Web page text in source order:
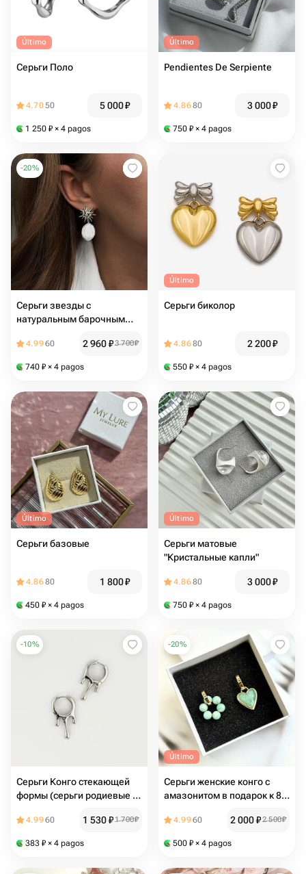
Último
Серьги Поло
4.7050 5 000₽
1 250 ₽ × 4 pagos
Último
Pendientes De Serpiente
4.8680 3 000₽
750 ₽ × 4 pagos
-20%
Серьги звезды с
натуральным барочным
4.9960 2 960₽3 700₽
740 ₽ × 4 pagos
Último
Серьги биколор
4.8680 2 200₽
550 ₽ × 4 pagos
Último
Серьги базовые
4.8680 1 800₽
450 ₽ × 4 pagos
Último
Серьги матовые
"Кристальные капли"
4.8680 3 000₽
750 ₽ × 4 pagos
-10%
Серьги Конго стекающей
формы (серьги родиевые в
4.9960 1 530₽1 700₽
383 ₽ × 4 pagos
-20%
Último
Серьги женские конго с
амазонитом в подарок к 8
4.9960 2 000₽2 500₽
500 ₽ × 4 pagos